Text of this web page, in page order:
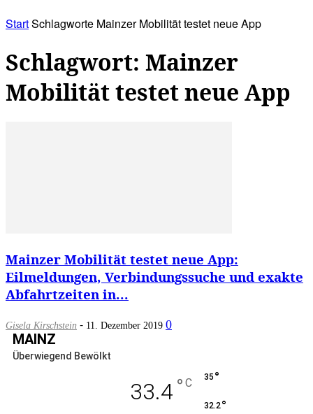
StartSchlagworte Mainzer Mobilität testet neue App
Schlagwort: Mainzer
Mobilität testet neue App
Mainzer Mobilität testet neue App:
Eilmeldungen, Verbindungssuche und exakte
Abfahrtzeiten in...
Gisela Kirschstein - 11. Dezember 2019 0
MAINZ
Überwiegend Bewölkt
33.4 ° C 35 °
32.2°